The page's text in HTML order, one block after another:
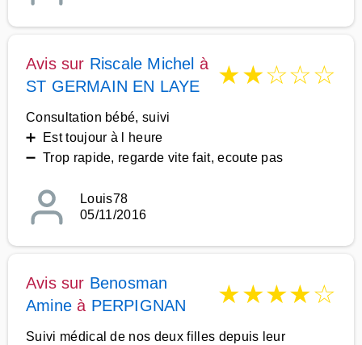
Avis sur Riscale Michel à
ST GERMAIN EN LAYE
★★☆☆☆
Consultation bébé, suivi
➕ Est toujour à l heure
➖ Trop rapide, regarde vite fait, ecoute pas
Louis78
05/11/2016
Avis sur Benosman
Amine à PERPIGNAN ★★★★☆
Suivi médical de nos deux filles depuis leur